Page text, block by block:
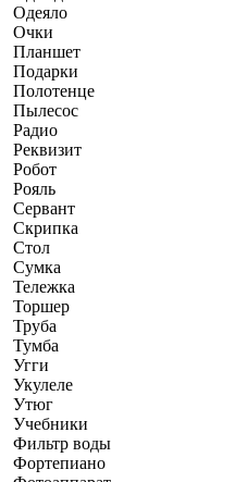
Одеяло
Очки
Планшет
Подарки
Полотенце
Пылесос
Радио
Реквизит
Робот
Рояль
Сервант
Скрипка
Стол
Сумка
Тележка
Торшер
Труба
Тумба
Угги
Укулеле
Утюг
Учебники
Фильтр воды
Фортепиано